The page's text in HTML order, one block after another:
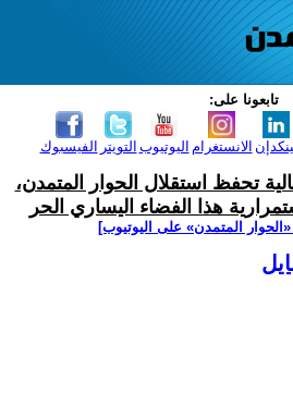
تابعونا على:
الفيسبوك التويتر اليوتيوب الانستغرام
تحفظ استقلال الحوار المتمدن،
هذا الفضاء اليساري الحر
المتمدن» على اليوتيوب]